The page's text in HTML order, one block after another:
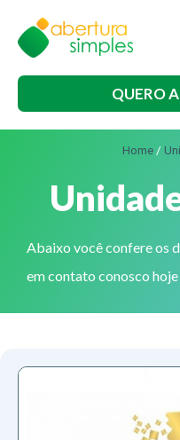
QUERO
Home/
Abaixo você confere os
em contato conosco